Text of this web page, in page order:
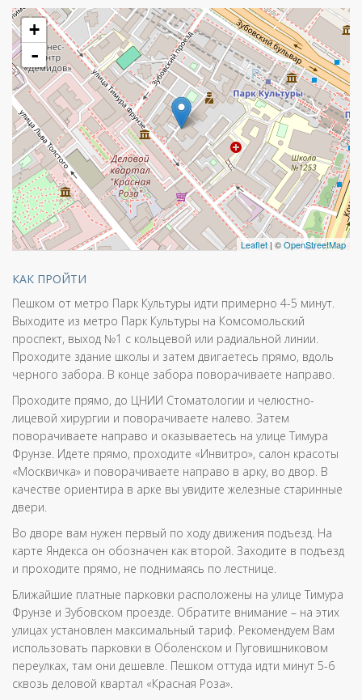
+
-
Leaflet| ©OpenStreetMap
КАК ПРОЙТИ
Пешком от метро Парк Культуры идти примерно 4-5 минут.
Выходите из метро Парк Культуры на Комсомольский
проспект, выход №1 с кольцевой или радиальной линии.
Проходите здание школы и затем двигаетесь прямо, вдоль
черного забора. В конце забора поворачиваете направо.
Проходите прямо, до ЦНИИ Стоматологии и челюстно-
лицевой хирургии и поворачиваете налево. Затем
поворачиваете направо и оказываетесь на улице Тимура
Фрунзе. Идете прямо, проходите «Инвитро», салон красоты
«Москвичка» и поворачиваете направо в арку, во двор. В
качестве ориентира в арке вы увидите железные старинные
двери.
Во дворе вам нужен первый по ходу движения подъезд. На
карте Яндекса он обозначен как второй. Заходите в подъезд
и проходите прямо, не поднимаясь по лестнице.
Ближайшие платные парковки расположены на улице Тимура
Фрунзе и Зубовском проезде. Обратите внимание – на этих
улицах установлен максимальный тариф. Рекомендуем Вам
использовать парковки в Оболенском и Пуговишниковом
переулках, там они дешевле. Пешком оттуда идти минут 5-6
сквозь деловой квартал «Красная Роза».